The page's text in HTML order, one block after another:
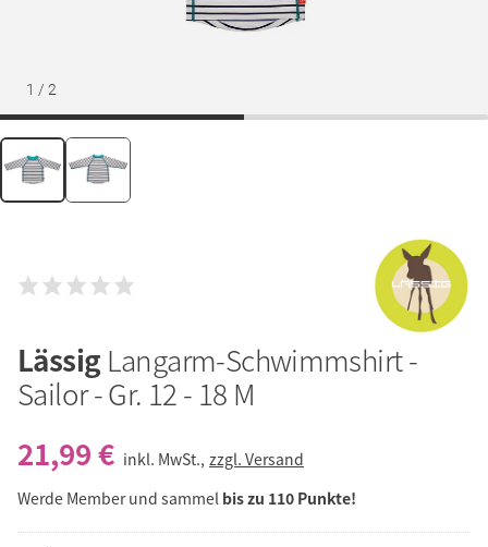
1 / 2
Lässig Langarm-Schwimmshirt -
Sailor - Gr. 12 - 18 M
21,99 € inkl. MwSt., zzgl. Versand
Werde Member und sammel bis zu 110 Punkte!